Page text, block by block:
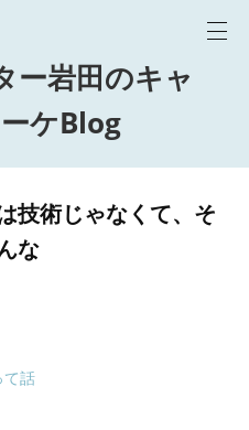
ー岩田のキャ
ケBlog
技術じゃなくて、そ
な
て話